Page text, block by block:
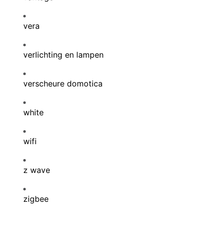
vera
verlichting en lampen
verscheure domotica
white
wifi
z wave
zigbee